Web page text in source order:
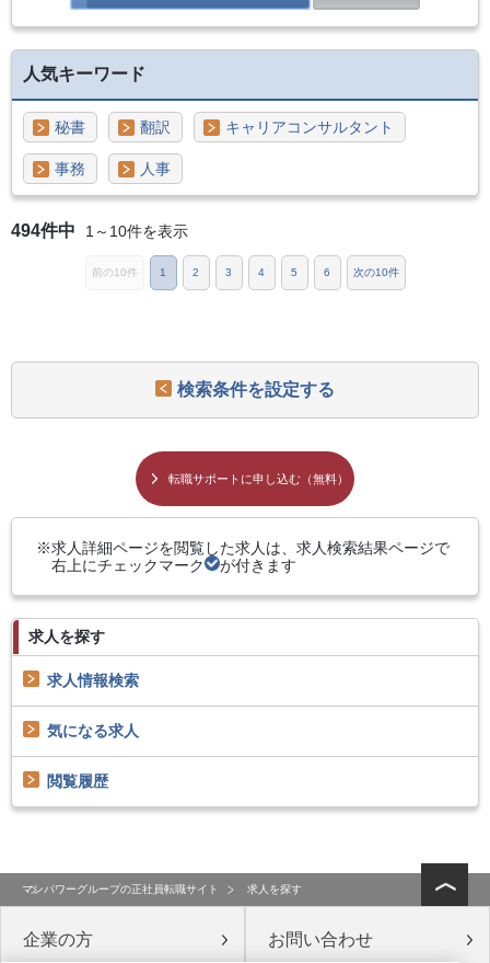
人気キーワード
秘書 翻訳 キャリアコンサルタント
事務 人事
494件中 1～10件を表示
前の10件 1 2 3 4 5 6 次の10件
検索条件を設定する
転職サポートに申し込む（無料）
求人詳細ページを閲覧した求人は、求人検索結果ページで
右上にチェックマーク
が付きます
求人を探す
求人情報検索
気になる求人
閲覧履歴
マンパワーグループの正社員転職サイト 求人を探す
企業の方 お問い合わせ